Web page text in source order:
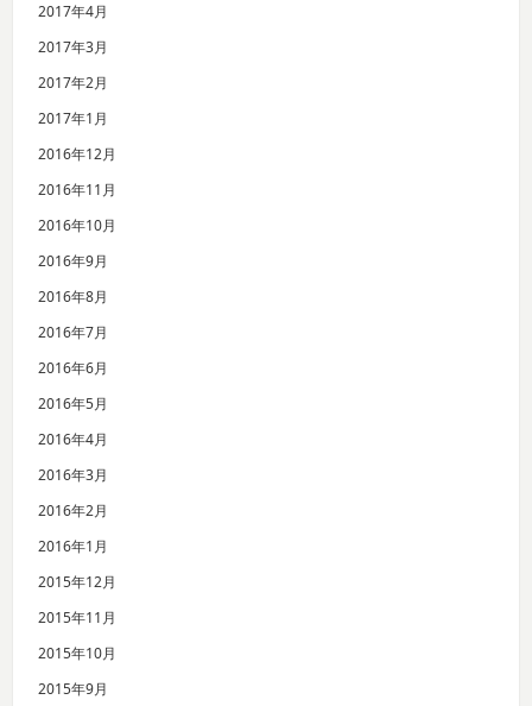
2017年4月
2017年3月
2017年2月
2017年1月
2016年12月
2016年11月
2016年10月
2016年9月
2016年8月
2016年7月
2016年6月
2016年5月
2016年4月
2016年3月
2016年2月
2016年1月
2015年12月
2015年11月
2015年10月
2015年9月